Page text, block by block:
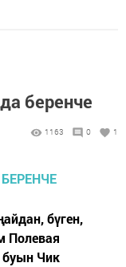
беренче
1163 0 1
бүген,
Полевая
Чик